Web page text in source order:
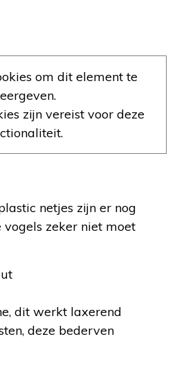
om dit element te
zijn vereist voor deze
netjes zijn er nog
zeker niet moet
dit werkt laxerend
deze bederven